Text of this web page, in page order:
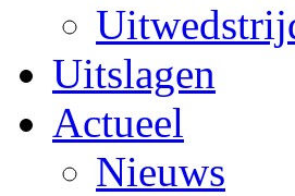
Uitslagen
Actueel
Nieuws